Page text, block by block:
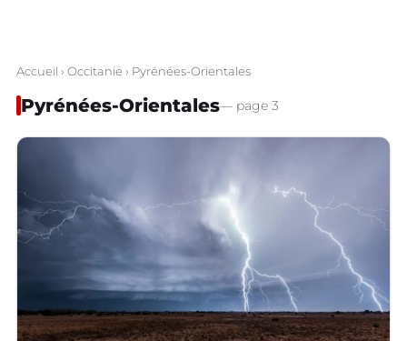
Accueil › Occitanie › Pyrénées-Orientales
Pyrénées-Orientales— page 3